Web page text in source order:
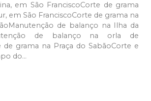
em São FranciscoCorte de grama
em São FranciscoCorte de grama na
de balanço na Ilha da
de balanço na orla de
de grama na Praça do SabãoCorte e
do...